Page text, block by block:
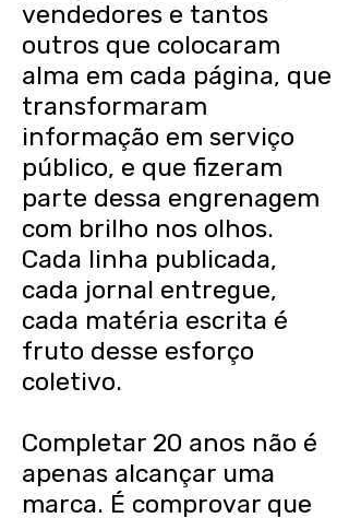
vendedores e tantos
outros que colocaram
alma em cada página, que
transformaram
informação em serviço
público, e que fizeram
parte dessa engrenagem
com brilho nos olhos.
Cada linha publicada,
cada jornal entregue,
cada matéria escrita é
fruto desse esforço
coletivo.
Completar 20 anos não é
apenas alcançar uma
marca. É comprovar que